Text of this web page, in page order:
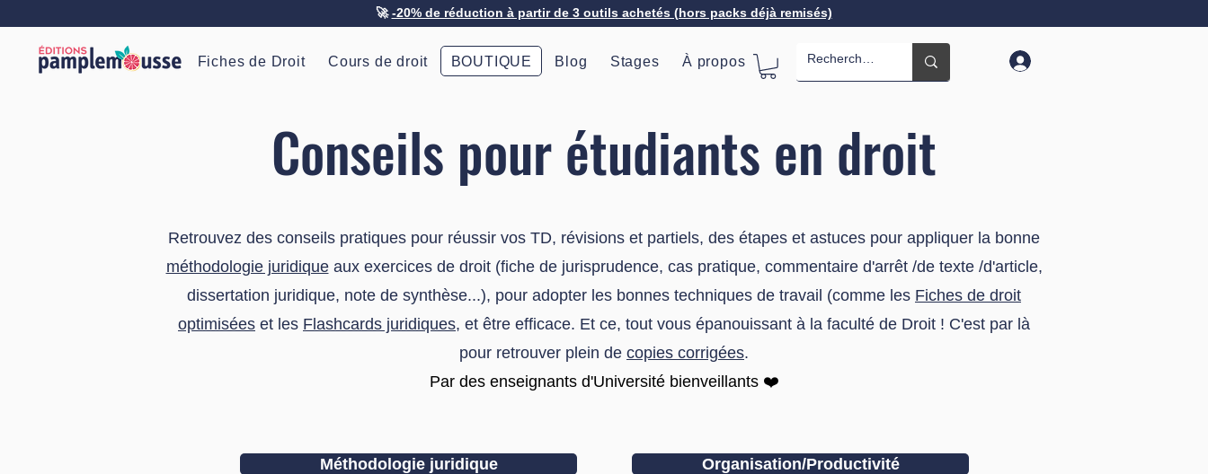
🚀-20% de réduction à partir de 3 outils achetés (hors packs déjà remisés)
Fiches de Droit Cours de droit BOUTIQUE Blog Stages À propos
Conseils pour étudiants en droit
Retrouvez des conseils pratiques pour réussir vos TD, révisions et partiels, des étapes et astuces pour appliquer la bonne
méthodologie juridiqueaux exercices de droit (fiche de jurisprudence, cas pratique, commentaire d'arrêt /de texte /d'article,
dissertation juridique, note de synthèse...), pour adopter les bonnes techniques de travail (comme les Fiches de droit
optimisées et les Flashcards juridiques, et être efficace. Et ce, tout vous épanouissant à la faculté de Droit ! C'est par là
pour retrouver plein de copies corrigées.
​Par des enseignants d'Université bienveillants ❤️
Méthodologie juridique Organisation/Productivité